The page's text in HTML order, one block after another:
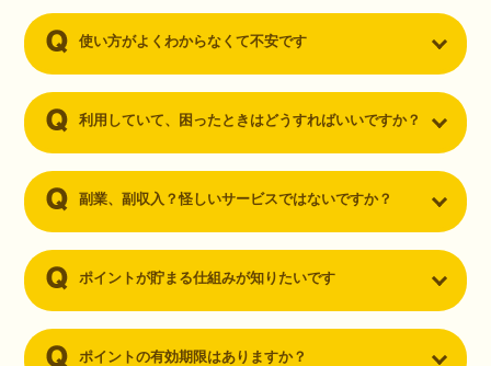
使い方がよくわからなくて不安です
利用していて、困ったときはどうすればいいですか？
副業、副収入？怪しいサービスではないですか？
ポイントが貯まる仕組みが知りたいです
ポイントの有効期限はありますか？